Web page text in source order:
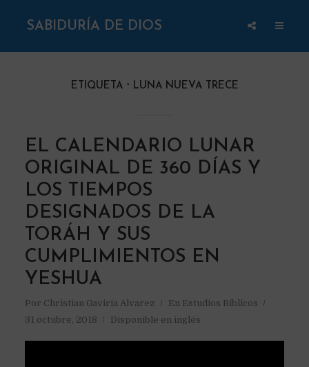
SABIDURÍA DE DIOS
ETIQUETA LUNA NUEVA TRECE
EL CALENDARIO LUNAR
ORIGINAL DE 360 DÍAS Y
LOS TIEMPOS
DESIGNADOS DE LA
TORÁH Y SUS
CUMPLIMIENTOS EN
YESHUA
Por Christian Gaviria Alvarez En Estudios Bíblicos
31 octubre, 2018
Disponible en inglés